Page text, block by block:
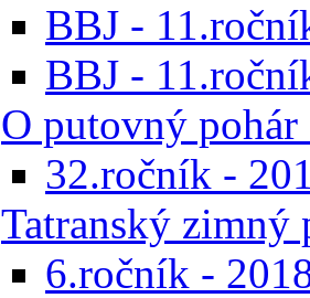
BBJ -
BBJ -
O putovný
32.ročník -
Tatranský zimný
6.ročník -